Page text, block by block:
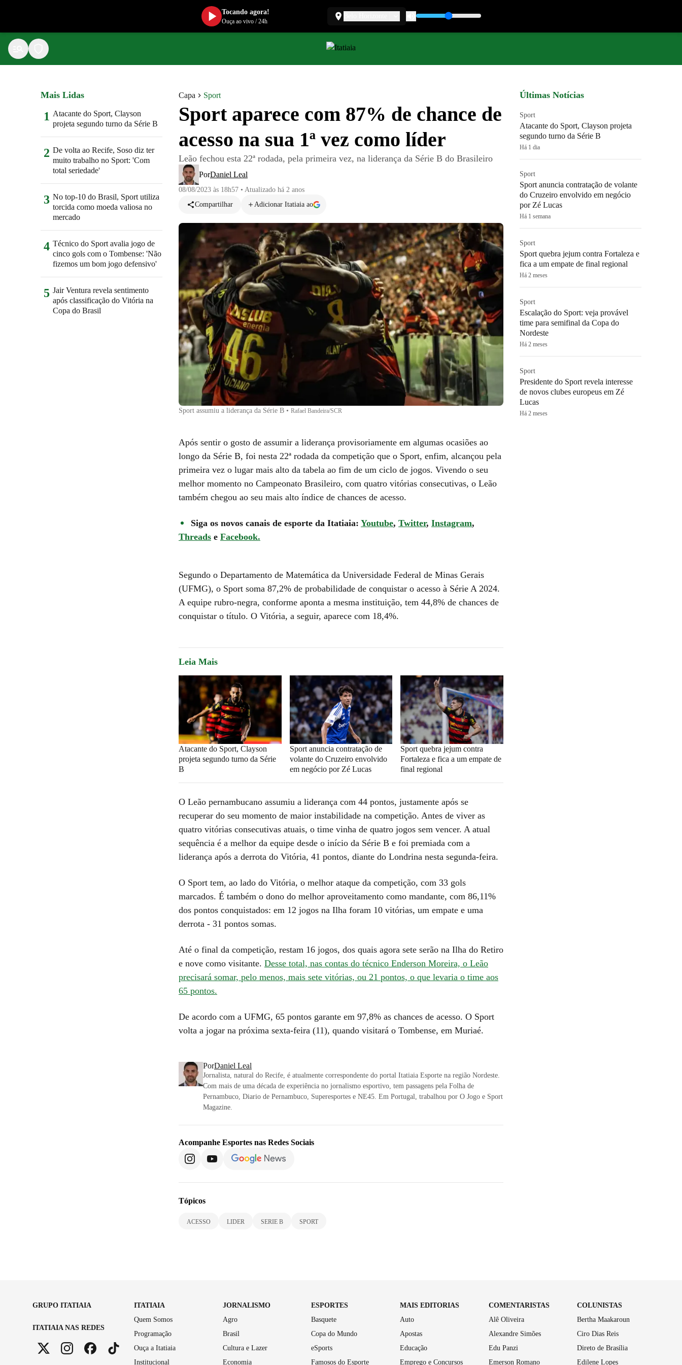
Capa Sport
Sport aparece com 87% de chance de
acesso na sua 1ª vez como líder
Leão fechou esta 22ª rodada, pela primeira vez, na liderança da Série B do Brasileiro
PorDaniel Leal
08/08/2023 às 18h57 • Atualizado há 2 anos
Compartilhar
Adicionar Itatiaia ao
Sport assumiu a liderança da Série B • Rafael Bandeira/SCR
Após sentir o gosto de assumir a liderança provisoriamente em algumas ocasiões ao
longo da Série B, foi nesta 22ª rodada da competição que o Sport, enfim, alcançou pela
primeira vez o lugar mais alto da tabela ao fim de um ciclo de jogos. Vivendo o seu
melhor momento no Campeonato Brasileiro, com quatro vitórias consecutivas, o Leão
também chegou ao seu mais alto índice de chances de acesso.
Siga os novos canais de esporte da Itatiaia: Youtube, Twitter, Instagram,
Threads e Facebook.
Segundo o Departamento de Matemática da Universidade Federal de Minas Gerais
(UFMG), o Sport soma 87,2% de probabilidade de conquistar o acesso à Série A 2024.
A equipe rubro-negra, conforme aponta a mesma instituição, tem 44,8% de chances de
conquistar o título. O Vitória, a seguir, aparece com 18,4%.
Leia Mais
Atacante do Sport, Clayson
projeta segundo turno da Série
B
Sport anuncia contratação de
volante do Cruzeiro envolvido
em negócio por Zé Lucas
Sport quebra jejum contra
Fortaleza e fica a um empate de
final regional
O Leão pernambucano assumiu a liderança com 44 pontos, justamente após se
recuperar do seu momento de maior instabilidade na competição. Antes de viver as
quatro vitórias consecutivas atuais, o time vinha de quatro jogos sem vencer. A atual
sequência é a melhor da equipe desde o início da Série B e foi premiada com a
liderança após a derrota do Vitória, 41 pontos, diante do Londrina nesta segunda-feira.
O Sport tem, ao lado do Vitória, o melhor ataque da competição, com 33 gols
marcados. É também o dono do melhor aproveitamento como mandante, com 86,11%
dos pontos conquistados: em 12 jogos na Ilha foram 10 vitórias, um empate e uma
derrota - 31 pontos somas.
Até o final da competição, restam 16 jogos, dos quais agora sete serão na Ilha do Retiro
e nove como visitante. Desse total, nas contas do técnico Enderson Moreira, o Leão
precisará somar, pelo menos, mais sete vitórias, ou 21 pontos, o que levaria o time aos
65 pontos.
De acordo com a UFMG, 65 pontos garante em 97,8% as chances de acesso. O Sport
volta a jogar na próxima sexta-feira (11), quando visitará o Tombense, em Muriaé.
PorDaniel Leal
Jornalista, natural do Recife, é atualmente correspondente do portal Itatiaia Esporte na região Nordeste.
Com mais de uma década de experiência no jornalismo esportivo, tem passagens pela Folha de
Pernambuco, Diario de Pernambuco, Superesportes e NE45. Em Portugal, trabalhou por O Jogo e Sport
Magazine.
Acompanhe Esportes nas Redes Sociais
Tópicos
ACESSO LIDER SERIE B SPORT
Mais Lidas
1 Atacante do Sport, Clayson
projeta segundo turno da Série B
2 De volta ao Recife, Soso diz ter
muito trabalho no Sport: 'Com
total seriedade'
3 No top-10 do Brasil, Sport utiliza
torcida como moeda valiosa no
mercado
4 Técnico do Sport avalia jogo de
cinco gols com o Tombense: 'Não
fizemos um bom jogo defensivo'
5 Jair Ventura revela sentimento
após classificação do Vitória na
Copa do Brasil
Últimas Notícias
Sport
Atacante do Sport, Clayson projeta
segundo turno da Série B
Há 1 dia
Sport
Sport anuncia contratação de volante
do Cruzeiro envolvido em negócio
por Zé Lucas
Há 1 semana
Sport
Sport quebra jejum contra Fortaleza e
fica a um empate de final regional
Há 2 meses
Sport
Escalação do Sport: veja provável
time para semifinal da Copa do
Nordeste
Há 2 meses
Sport
Presidente do Sport revela interesse
de novos clubes europeus em Zé
Lucas
Há 2 meses
GRUPO ITATIAIA
ITATIAIA NAS REDES
ITATIAIA
Quem Somos
Programação
Ouça a Itatiaia
Institucional
JORNALISMO
Agro
Brasil
Cultura e Lazer
Economia
ESPORTES
Basquete
Copa do Mundo
eSports
Famosos do Esporte
MAIS EDITORIAS
Auto
Apostas
Educação
Emprego e Concursos
COMENTARISTAS
Alê Oliveira
Alexandre Simões
Edu Panzi
Emerson Romano
COLUNISTAS
Bertha Maakaroun
Ciro Dias Reis
Direto de Brasília
Edilene Lopes
Tocando agora!
Ouça ao vivo/24h